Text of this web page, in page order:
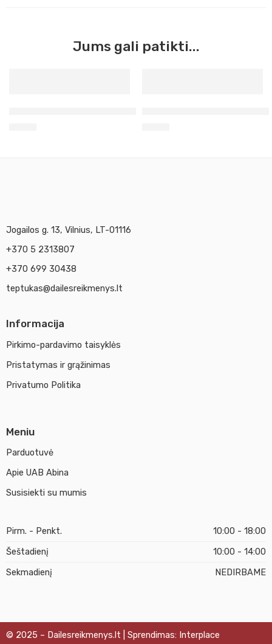
Jums gali patikti...
Jogailos g. 13, Vilnius, LT-01116
+370 5 2313807
+370 699 30438
teptukas@dailesreikmenys.lt
Informacija
Pirkimo-pardavimo taisyklės
Pristatymas ir grąžinimas
Privatumo Politika
Meniu
Parduotuvė
Apie UAB Abina
Susisiekti su mumis
Pirm. - Penkt.
10:00 - 18:00
Šeštadienį
10:00 - 14:00
Sekmadienį
NEDIRBAME
© 2025 – Dailesreikmenys.lt | Sprendimas: Interplace